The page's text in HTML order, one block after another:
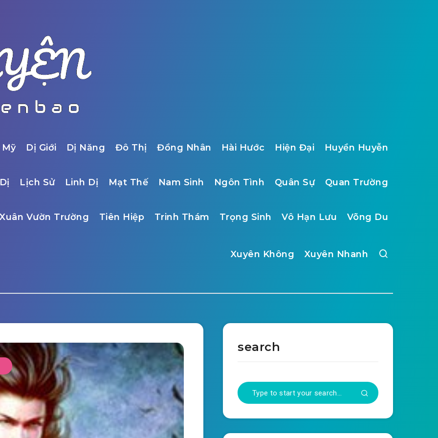
Dị Giới Dị Năng Đô Thị Đồng Nhân Hài Hước Hiện Đại Huyền Huyễn
Lịch Sử Linh Dị Mạt Thế Nam Sinh Ngôn Tình Quân Sự Quan Trường
Vườn Trường Tiên Hiệp Trinh Thám Trọng Sinh Vô Hạn Lưu Võng Du
Xuyên Không Xuyên Nhanh
search